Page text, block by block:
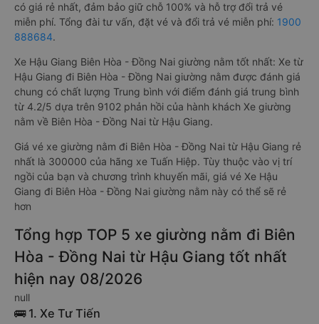
có giá rẻ nhất, đảm bảo giữ chỗ 100% và hỗ trợ đổi trả vé
miễn phí. Tổng đài tư vấn, đặt vé và đổi trả vé miễn phí: 1900
888684.
Xe Hậu Giang Biên Hòa - Đồng Nai giường nằm tốt nhất: Xe từ
Hậu Giang đi Biên Hòa - Đồng Nai giường nằm được đánh giá
chung có chất lượng Trung bình với điểm đánh giá trung bình
từ 4.2/5 dựa trên 9102 phản hồi của hành khách Xe giường
nằm về Biên Hòa - Đồng Nai từ Hậu Giang.
Giá vé xe giường nằm đi Biên Hòa - Đồng Nai từ Hậu Giang rẻ
nhất là 300000 của hãng xe Tuấn Hiệp. Tùy thuộc vào vị trí
ngồi của bạn và chương trình khuyến mãi, giá vé Xe Hậu
Giang đi Biên Hòa - Đồng Nai giường nằm này có thể sẽ rẻ
hơn
Tổng hợp TOP 5 xe giường nằm đi Biên
Hòa - Đồng Nai từ Hậu Giang tốt nhất
hiện nay 08/2026
null
🚌 1. Xe Tư Tiến